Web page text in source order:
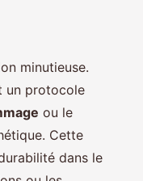
minutieuse.
un protocole
ou le
Cette
dans le